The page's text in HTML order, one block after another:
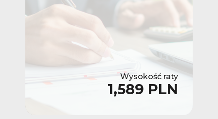
Wysokość raty
1,589 PLN